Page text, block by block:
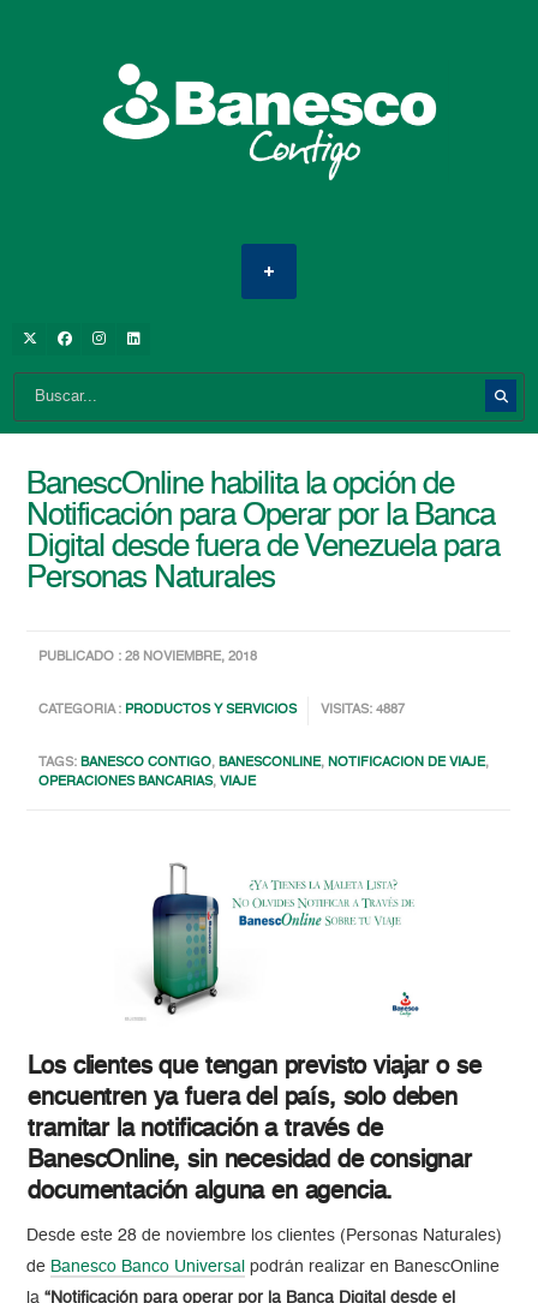
BanescOnline habilita la opción de
Notificación para Operar por la Banca
Digital desde fuera de Venezuela para
Personas Naturales
PUBLICADO : 28 NOVIEMBRE, 2018
CATEGORIA : PRODUCTOS Y SERVICIOS VISITAS: 4887
TAGS:BANESCO CONTIGO,BANESCONLINE,NOTIFICACION DE VIAJE,
OPERACIONES BANCARIAS,VIAJE
Los clientes que tengan previsto viajar o se
encuentren ya fuera del país, solo deben
tramitar la notificación a través de
BanescOnline, sin necesidad de consignar
documentación alguna en agencia.
Desde este 28 de noviembre los clientes (Personas Naturales)
de Banesco Banco Universal podrán realizar en BanescOnline
la“Notificación para operar por la Banca Digital desde el